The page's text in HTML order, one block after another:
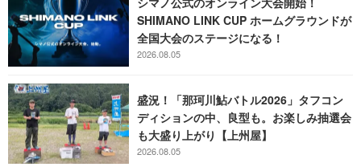
SHIMANO LINK CUP ホームグラウンドが
全国大会のステージになる！
2026.08.05
盛況！「那珂川鮎バトル2026」タフコン
ディションの中、良型も。お楽しみ抽選会
も大盛り上がり【上州屋】
2026.08.05